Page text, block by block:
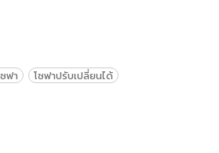
ฟา โซฟาปรับเปลี่ยนได้